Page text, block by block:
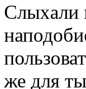
Слыxaли
же для